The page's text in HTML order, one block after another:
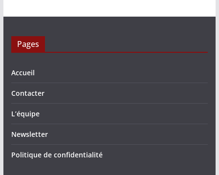
Pages
Accueil
Contacter
L’équipe
Newsletter
Politique de confidentialité